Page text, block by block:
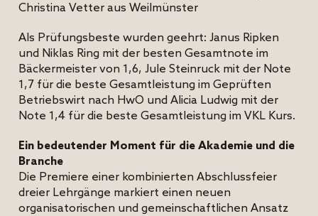
Christina Vetter aus Weilmünster
Als Prüfungsbeste wurden geehrt: Janus Ripken
und Niklas Ring mit der besten Gesamtnote im
Bäckermeister von 1,6, Jule Steinruck mit der Note
1,7 für die beste Gesamtleistung im Geprüften
Betriebswirt nach HwO und Alicia Ludwig mit der
Note 1,4 für die beste Gesamtleistung im VKL Kurs.
Ein bedeutender Moment für die Akademie und die
Branche
Die Premiere einer kombinierten Abschlussfeier
dreier Lehrgänge markiert einen neuen
organisatorischen und gemeinschaftlichen Ansatz